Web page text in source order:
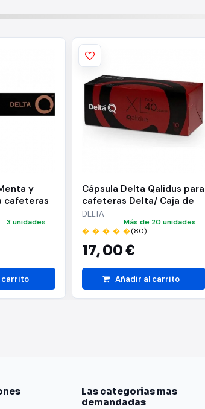
y
cafeteras
3 unidades
carrito
Cápsula Delta Qalidus para
cafeteras Delta/ Caja de
40
DELTA
� � � � �(80)
17,00 €
Más de 20 unidades
Añadir al carrito
Las categorias mas
demandadas